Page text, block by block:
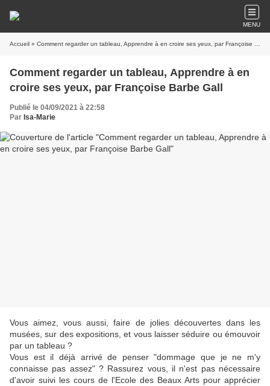
MENU
Accueil » Comment regarder un tableau, Apprendre à en croire ses yeux, par Françoise Barbe Gall
Comment regarder un tableau, Apprendre à en
croire ses yeux, par Françoise Barbe Gall
Publié le 04/09/2021 à 22:58
Par Isa-Marie
Vous aimez, vous aussi, faire de jolies découvertes dans les
musées, sur des expositions, et vous laisser séduire ou émouvoir
par un tableau ?
Vous est il déjà arrivé de penser "dommage que je ne m'y
connaisse pas assez" ? Rassurez vous, il n'est pas nécessaire
d'avoir suivi les cours de l'Ecole des Beaux Arts pour apprécier